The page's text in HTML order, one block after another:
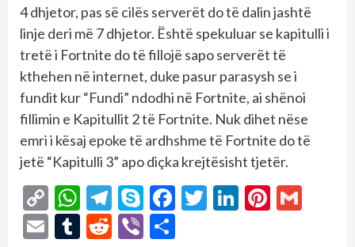
4 dhjetor, pas së cilës serverët do të dalin jashtë
linje deri më 7 dhjetor. Është spekuluar se kapitulli i
tretë i Fortnite do të fillojë sapo serverët të
kthehen në internet, duke pasur parasysh se i
fundit kur “Fundi” ndodhi në Fortnite, ai shënoi
fillimin e Kapitullit 2 të Fortnite. Nuk dihet nëse
emri i kësaj epoke të ardhshme të Fortnite do të
jetë “Kapitulli 3” apo diçka krejtësisht tjetër.
Copy
Link
WhatsApp
Telegram
SkypeFacebook
Twitter
LinkedIn
EmailTumblr
Reddit
Viber